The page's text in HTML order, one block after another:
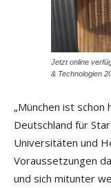
Jetzt online
& Technologien
„München ist
Deutschland für
Universitäten und
Voraussetzungen
und sich mitunter